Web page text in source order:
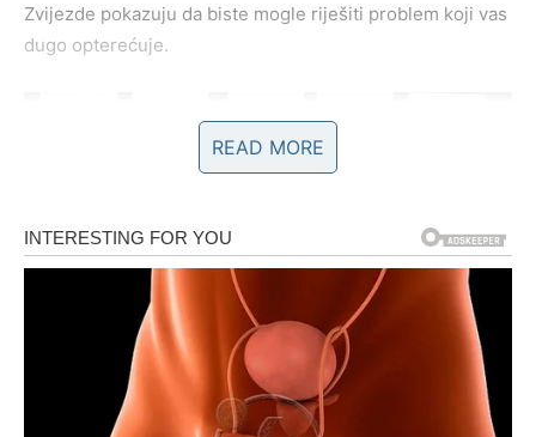
Zvijezde pokazuju da biste mogle riješiti problem koji vas
dugo opterećuje.
POSAO – OTVARAJU VAM SE
READ MORE